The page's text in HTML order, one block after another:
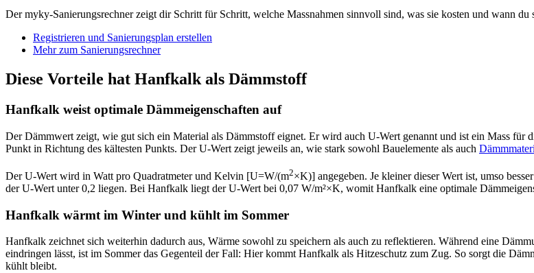
Der myky-Sanierungsrechner zeigt dir Schritt für Schritt, welche Massnahmen sinnvoll sind, was sie kosten und wann du
Registrieren und Sanierungsplan erstellen
Mehr zum Sanierungsrechner
Diese Vorteile hat Hanfkalk als Dämmstoff
Hanfkalk weist optimale Dämmeigenschaften auf
Der Dämmwert zeigt, wie gut sich ein Material als Dämmstoff eignet. Er wird auch U-Wert genannt und ist ein Mass für
Punkt in Richtung des kältesten Punkts. Der U-Wert zeigt jeweils an, wie stark sowohl Bauelemente als auch
Der U-Wert wird in Watt pro Quadratmeter und Kelvin [U=W/(m2×K)] angegeben. Je kleiner dieser Wert ist, umso
der U-Wert unter 0,2 liegen. Bei Hanfkalk liegt der U-Wert bei 0,07 W/m²×K, womit Hanfkalk eine optimale
Hanfkalk wärmt im Winter und kühlt im Sommer
Hanfkalk zeichnet sich weiterhin dadurch aus, Wärme sowohl zu speichern als auch zu reflektieren. Während eine
eindringen lässt, ist im Sommer das Gegenteil der Fall: Hier kommt Hanfkalk als Hitzeschutz zum Zug. So sorgt die
kühlt bleibt.